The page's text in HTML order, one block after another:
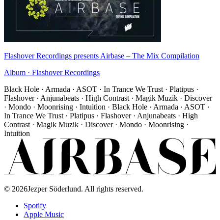
Flashover Recordings presents Airbase – The Mix Compilation
Album · Flashover Recordings
Black Hole · Armada · ASOT · In Trance We Trust · Platipus ·
Flashover · Anjunabeats · High Contrast · Magik Muzik · Discover
· Mondo · Moonrising · Intuition · Black Hole · Armada · ASOT ·
In Trance We Trust · Platipus · Flashover · Anjunabeats · High
Contrast · Magik Muzik · Discover · Mondo · Moonrising ·
Intuition
© 2026Jezper Söderlund. All rights reserved.
Spotify
Apple Music